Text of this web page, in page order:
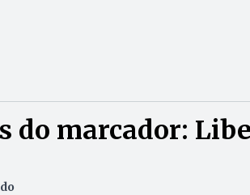
do marcador: